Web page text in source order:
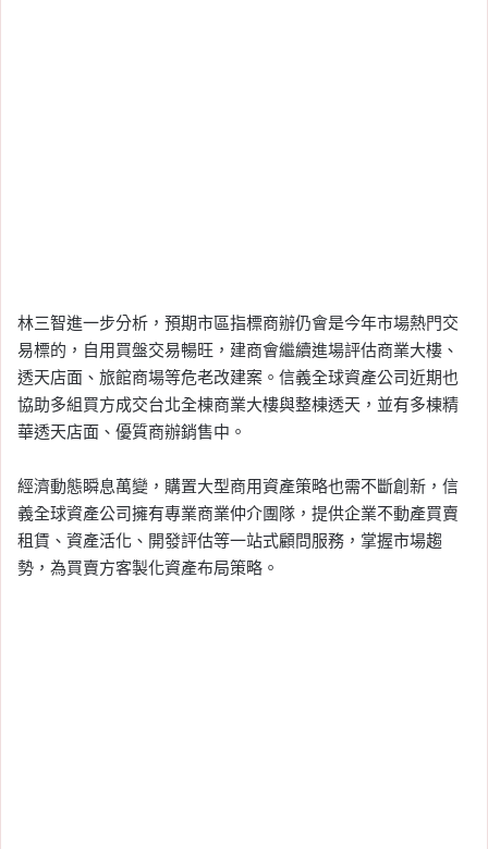
林三智進一步分析，預期市區指標商辦仍會是今年市場熱門交
易標的，自用買盤交易暢旺，建商會繼續進場評估商業大樓、
透天店面、旅館商場等危老改建案。信義全球資產公司近期也
協助多組買方成交台北全棟商業大樓與整棟透天，並有多棟精
華透天店面、優質商辦銷售中。
經濟動態瞬息萬變，購置大型商用資產策略也需不斷創新，信
義全球資產公司擁有專業商業仲介團隊，提供企業不動產買賣
租賃、資產活化、開發評估等一站式顧問服務，掌握市場趨
勢，為買賣方客製化資產布局策略。